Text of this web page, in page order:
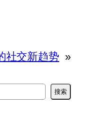
社交新趋势 »
搜索